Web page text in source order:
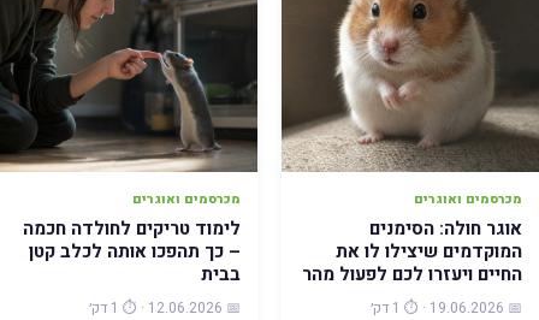
מכרסמים ואוגרים
אוגר חולה: הסימנים
המוקדמים שיצילו לו את
החיים ויעזרו לכם לפעול מהר
📅 19.06.2026 · ⏱️ 1 דק׳
מכרסמים ואוגרים
לימוד טריקים לחולדה חכמה
– כך תהפכו אותה לכלב קטן
בבית
📅 12.06.2026 · ⏱️ 1 דק׳